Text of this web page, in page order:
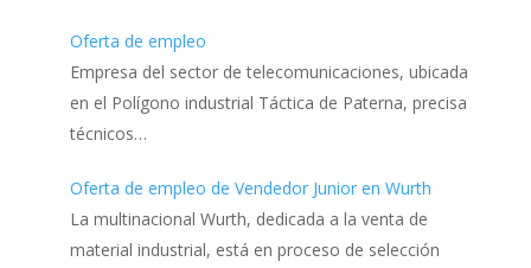
Oferta de empleo
Empresa del sector de telecomunicaciones, ubicada
en el Polígono industrial Táctica de Paterna, precisa
técnicos…
Oferta de empleo de Vendedor Junior en Wurth
La multinacional Wurth, dedicada a la venta de
material industrial, está en proceso de selección